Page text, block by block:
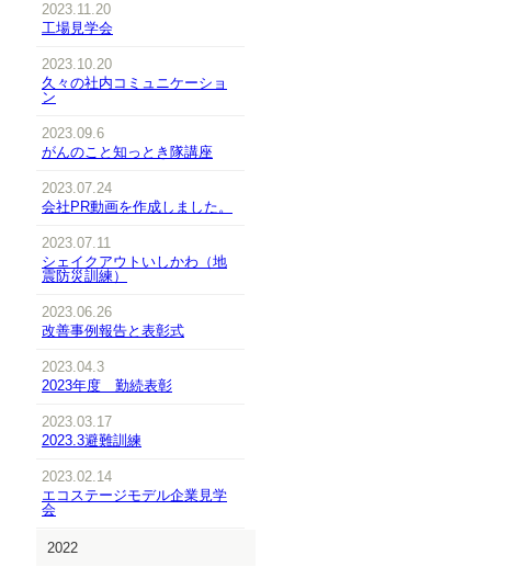
2023.11.20
工場見学会
2023.10.20
久々の社内コミュニケーショ
ン
2023.09.6
がんのこと知っとき隊講座
2023.07.24
会社PR動画を作成しました。
2023.07.11
シェイクアウトいしかわ（地
震防災訓練）
2023.06.26
改善事例報告と表彰式
2023.04.3
2023年度 勤続表彰
2023.03.17
2023.3避難訓練
2023.02.14
エコステージモデル企業見学
会
2022